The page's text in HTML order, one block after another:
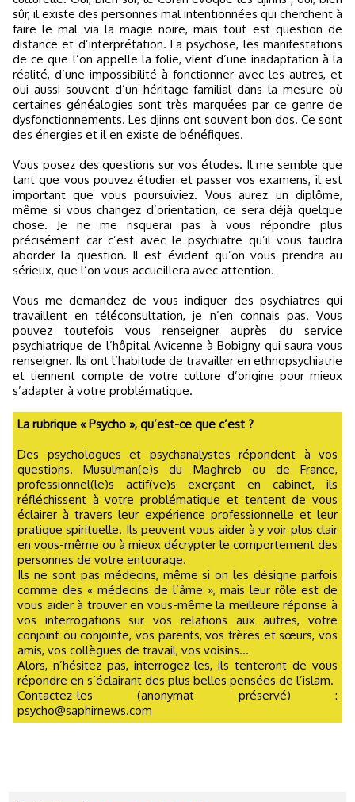
sûr, il existe des personnes mal intentionnées qui cherchent à
faire le mal via la magie noire, mais tout est question de
distance et d’interprétation. La psychose, les manifestations
de ce que l’on appelle la folie, vient d’une inadaptation à la
réalité, d’une impossibilité à fonctionner avec les autres, et
oui aussi souvent d’un héritage familial dans la mesure où
certaines généalogies sont très marquées par ce genre de
dysfonctionnements. Les djinns ont souvent bon dos. Ce sont
des énergies et il en existe de bénéfiques.
Vous posez des questions sur vos études. Il me semble que
tant que vous pouvez étudier et passer vos examens, il est
important que vous poursuiviez. Vous aurez un diplôme,
même si vous changez d’orientation, ce sera déjà quelque
chose. Je ne me risquerai pas à vous répondre plus
précisément car c’est avec le psychiatre qu’il vous faudra
aborder la question. Il est évident qu’on vous prendra au
sérieux, que l’on vous accueillera avec attention.
Vous me demandez de vous indiquer des psychiatres qui
travaillent en téléconsultation, je n’en connais pas. Vous
pouvez toutefois vous renseigner auprès du service
psychiatrique de l’hôpital Avicenne à Bobigny qui saura vous
renseigner. Ils ont l’habitude de travailler en ethnopsychiatrie
et tiennent compte de votre culture d’origine pour mieux
s’adapter à votre problématique.
La rubrique « Psycho », qu’est-ce que c’est ?
Des psychologues et psychanalystes répondent à vos
questions. Musulman(e)s du Maghreb ou de France,
professionnel(le)s actif(ve)s exerçant en cabinet, ils
réfléchissent à votre problématique et tentent de vous
éclairer à travers leur expérience professionnelle et leur
pratique spirituelle. Ils peuvent vous aider à y voir plus clair
en vous-même ou à mieux décrypter le comportement des
personnes de votre entourage.
Ils ne sont pas médecins, même si on les désigne parfois
comme des « médecins de l’âme », mais leur rôle est de
vous aider à trouver en vous-même la meilleure réponse à
vos interrogations sur vos relations aux autres, votre
conjoint ou conjointe, vos parents, vos frères et sœurs, vos
amis, vos collègues de travail, vos voisins...
Alors, n’hésitez pas, interrogez-les, ils tenteront de vous
répondre en s’éclairant des plus belles pensées de l’islam.
Contactez-les (anonymat préservé) :
psycho@saphirnews.com